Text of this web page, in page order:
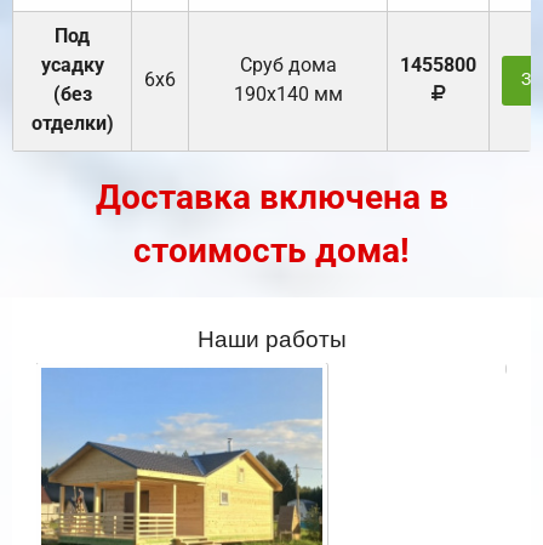
Под
усадку
(без
отделки)
6х6
Cруб дома
190х140 мм
1455800
Доставка включена в
стоимость дома!
Наши работы